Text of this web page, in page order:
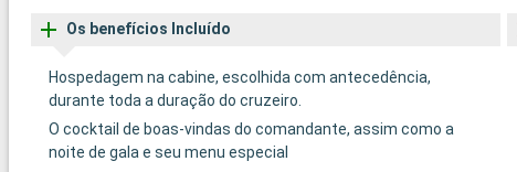
Os benefícios Incluído
Hospedagem na cabine, escolhida com antecedência,
durante toda a duração do cruzeiro.
O cocktail de boas-vindas do comandante, assim como a
noite de gala e seu menu especial